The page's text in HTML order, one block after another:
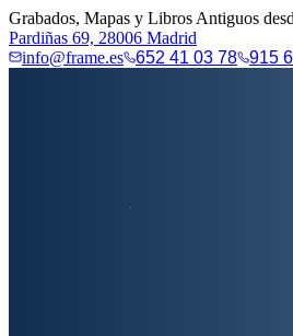
Grabados, Mapas y Libros Antiguos
Pardiñas 69, 28006 Madrid
info@frame.es
652 41 03 78 915